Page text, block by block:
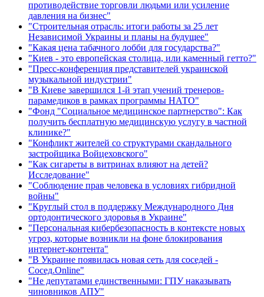
противодействие торговли людьми или усиление
давления на бизнес"
"Строительная отрасль: итоги работы за 25 лет
Независимой Украины и планы на будущее"
"Какая цена табачного лобби для государства?"
"Киев - это европейская столица, или каменный гетто?"
"Пресс-конференция представителей украинской
музыкальной индустрии"
"В Киеве завершился 1-й этап учений тренеров-
парамедиков в рамках программы НАТО"
"Фонд "Социальное медицинское партнерство": Как
получить бесплатную медицинскую услугу в частной
клинике?"
"Конфликт жителей со структурами скандального
застройщика Войцеховского"
"Как сигареты в витринах влияют на детей?
Исследование"
"Соблюдение прав человека в условиях гибридной
войны"
"Круглый стол в поддержку Международного Дня
ортодонтического здоровья в Украине"
"Персональная кибербезопасность в контексте новых
угроз, которые возникли на фоне блокирования
интернет-контента"
"В Украине появилась новая сеть для соседей -
Сосед.Online"
"Не депутатами единственными: ГПУ наказывать
чиновников АПУ"